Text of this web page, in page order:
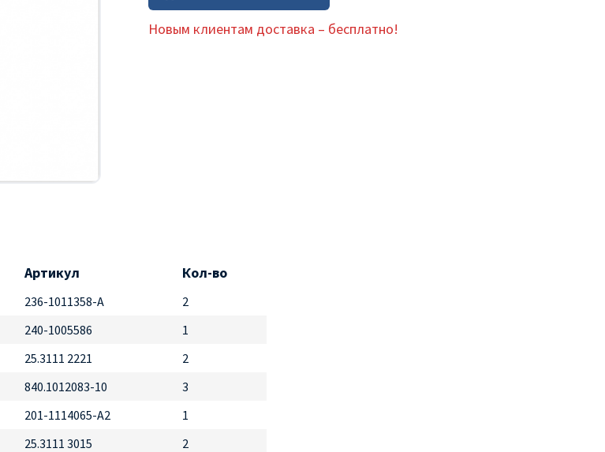
Новым клиентам доставка – бесплатно!
Артикул Кол-во
236-1011358-А
2
240-1005586
1
25.3111 2221
2
840.1012083-10
3
201-1114065-А2
1
25.3111 3015
2